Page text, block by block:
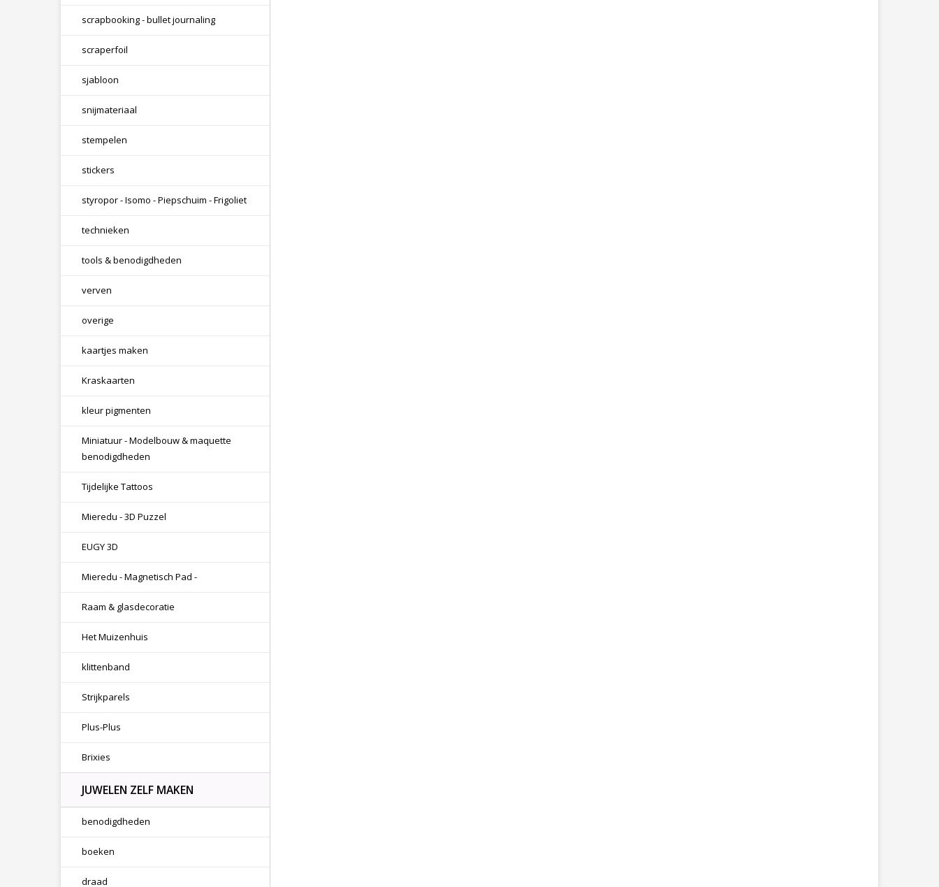
scrapbooking - bullet journaling
scraperfoil
sjabloon
snijmateriaal
stempelen
stickers
styropor - Isomo - Piepschuim - Frigoliet
technieken
tools & benodigdheden
verven
overige
kaartjes maken
Kraskaarten
kleur pigmenten
Miniatuur - Modelbouw & maquette
benodigdheden
Tijdelijke Tattoos
Mieredu - 3D Puzzel
EUGY 3D
Mieredu - Magnetisch Pad -
Raam & glasdecoratie
Het Muizenhuis
klittenband
Strijkparels
Plus-Plus
Brixies
JUWELEN ZELF MAKEN
benodigdheden
boeken
draad